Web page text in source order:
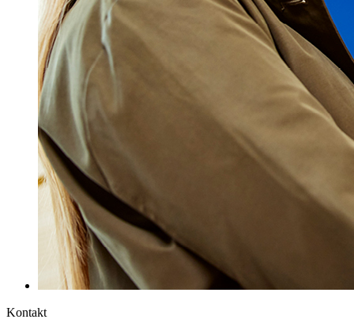
Kontakt